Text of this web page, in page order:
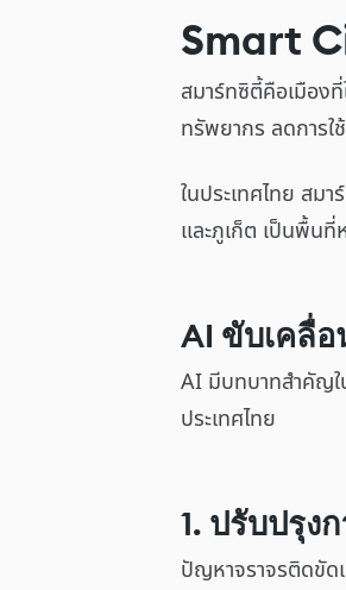
Smart
สมาร์ทซิตี้คือเมือง
ทรัพยากร ลดการ
ในประเทศไทย สม
และภูเก็ต เป็นพื้น
AI ขับเคลื่
AI มีบทบาทสำคัญใ
ประเทศไทย
1. ปรับปรุง
ปัญหาจราจรติดขัด